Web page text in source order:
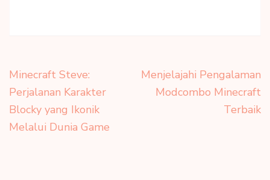
Post
navigation
Minecraft Steve:
Perjalanan Karakter
Blocky yang Ikonik
Melalui Dunia Game
Menjelajahi Pengalaman
Modcombo Minecraft
Terbaik